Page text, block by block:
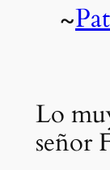
~
Lo
señor